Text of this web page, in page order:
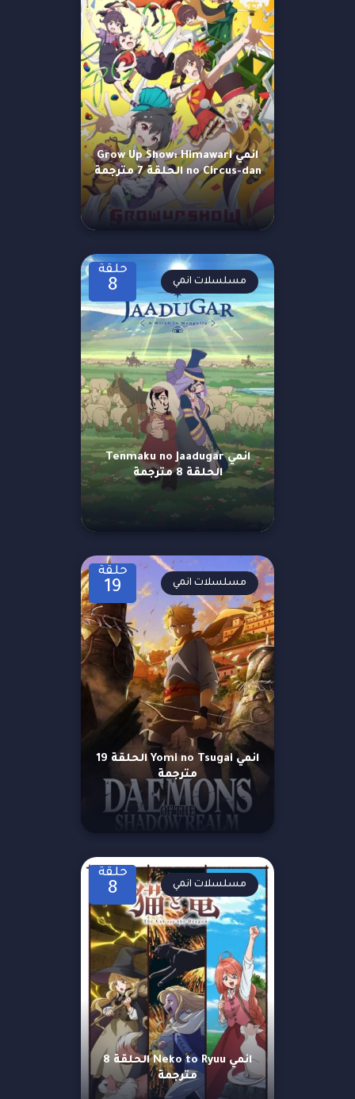
انمي Grow Up Show: Himawari
no Circus-dan الحلقة 7 مترجمة
حلقة
8
انمي Tenmaku no Jaadugar
الحلقة 8 مترجمة
مسلسلات انمي
حلقة
19
انمي Yomi no Tsugai الحلقة 19
مترجمة
مسلسلات انمي
حلقة
8
انمي Neko to Ryuu الحلقة 8
مترجمة
مسلسلات انمي